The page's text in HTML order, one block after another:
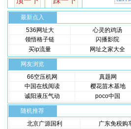
最新点入
536网址大
心灵的鸡汤
领悟格子链
闪播影院
买ip流量
网址之家大全
网友浏览
66空压机网
真题网
中国在线阅读
樱花苗木基地
诚阳液压气动
poco中国
随机推荐
北京广源国利
广东免税购